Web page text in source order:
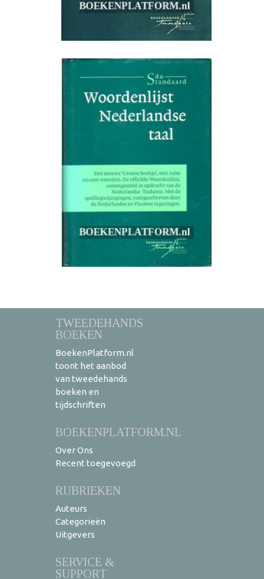
TWEEDEHANDS
BOEKEN
BoekenPlatform.nl
toont het aanbod
van tweedehands
boeken en
tijdschriften
BOEKENPLATFORM.NL
Over Ons
Recent toegevoegd
RUBRIEKEN
Auteurs
Categorieën
Uitgevers
SERVICE &
SUPPORT